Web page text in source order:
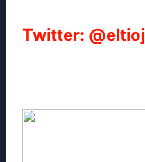
Twitter: